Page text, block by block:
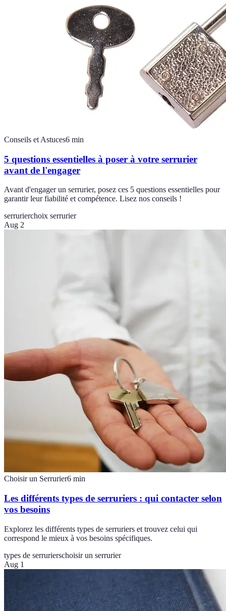
Conseils et Astuces6 min
5 questions essentielles à poser à votre serrurier
avant de l'engager
Avant d'engager un serrurier, posez ces 5 questions essentielles pour
garantir leur fiabilité et compétence. Lisez nos conseils !
serrurierchoix serrurier
Aug 2
Choisir un Serrurier6 min
Les différents types de serruriers : qui contacter selon
vos besoins
Explorez les différents types de serruriers et trouvez celui qui
correspond le mieux à vos besoins spécifiques.
types de serrurierschoisir un serrurier
Aug 1